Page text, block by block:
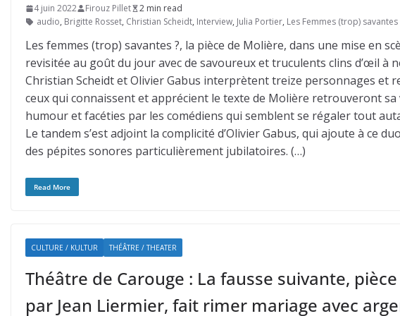
4 juin 2022 Firouz Pillet
2 min read
audio, Brigitte Rosset, Christian Scheidt, Interview, Julia Portier, Les Femmes (trop) savantes
Les femmes (trop) savantes ?, la pièce de Molière, dans une mise en
revisitée au goût du jour avec de savoureux et truculents clins d’œil à
Christian Scheidt et Olivier Gabus interprètent treize personnages et
ceux qui connaissent et apprécient le texte de Molière retrouveront sa
humour et facéties par les comédiens qui semblent se régaler tout
Le tandem s’est adjoint la complicité d’Olivier Gabus, qui ajoute à ce
des pépites sonores particulièrement jubilatoires. (…)
Read More
CULTURE / KULTUR THÉÂTRE / THEATER
Théâtre de Carouge : La fausse suivante,
par Jean Liermier, fait rimer mariage avec